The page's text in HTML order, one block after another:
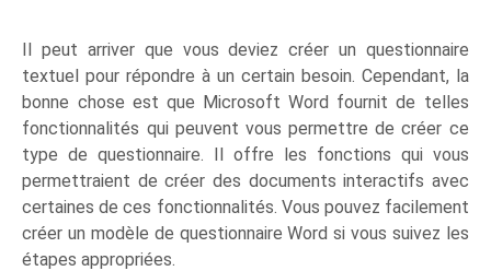
Il peut arriver que vous deviez créer un questionnaire
textuel pour répondre à un certain besoin. Cependant, la
bonne chose est que Microsoft Word fournit de telles
fonctionnalités qui peuvent vous permettre de créer ce
type de questionnaire. Il offre les fonctions qui vous
permettraient de créer des documents interactifs avec
certaines de ces fonctionnalités. Vous pouvez facilement
créer un modèle de questionnaire Word si vous suivez les
étapes appropriées.